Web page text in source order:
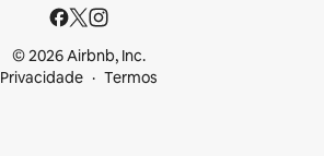
© 2026 Airbnb, Inc.
Privacidade
Termos